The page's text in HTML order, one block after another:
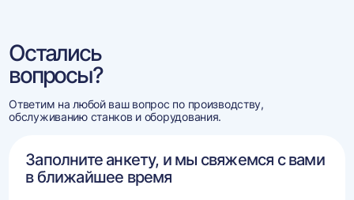
Остались
вопросы?
Ответим на любой ваш вопрос по производству,
обслуживанию станков и оборудования.
Заполните анкету, и мы свяжемся с вами
в ближайшее время